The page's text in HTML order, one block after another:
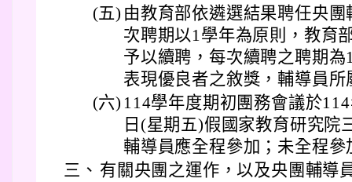
(五) 由教育部依遴選結果聘任央
次聘期以1學年為原則，教育
予以續聘，每次續聘之聘期
表現優良者之敘獎，輔導員
(六) 114學年度期初團務會議於
日(星期五)假國家教育研究院
輔導員應全程參加；未全程
三、 有關央團之運作，以及央團輔導